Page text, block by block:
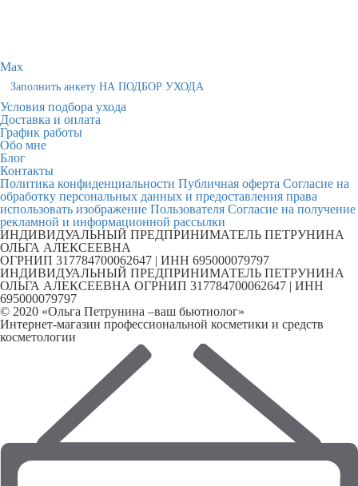
Max
Заполнить анкету НА ПОДБОР УХОДА
Условия подбора ухода
Доставка и оплата
График работы
Обо мне
Блог
Контакты
Политика конфиденциальности Публичная оферта Согласие на
обработку персональных данных и предоставления права
использовать изображение Пользователя Согласие на получение
рекламной и информационной рассылки
ИНДИВИДУАЛЬНЫЙ ПРЕДПРИНИМАТЕЛЬ ПЕТРУНИНА
ОЛЬГА АЛЕКСЕЕВНА
ОГРНИП 317784700062647 | ИНН 695000079797
ИНДИВИДУАЛЬНЫЙ ПРЕДПРИНИМАТЕЛЬ ПЕТРУНИНА
ОЛЬГА АЛЕКСЕЕВНА ОГРНИП 317784700062647 | ИНН
695000079797
© 2020 «Ольга Петрунина –ваш бьютиолог»
Интернет-магазин профессиональной косметики и средств
косметологии